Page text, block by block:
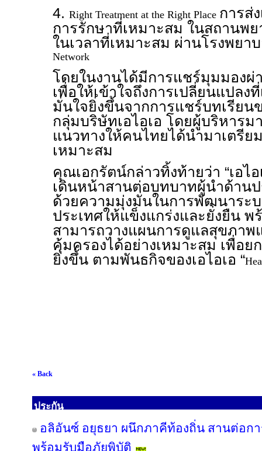
4. Right Treatment at the Right Place การส่
การรักษาที่เหมาะสม ในสถานพ
ในเวลาที่เหมาะสม ผ่านโรงพยา
Network
โดยในงานได้มีการแชร์มุมมองผ่
เพื่อให้เข้าใจถึงการเปลี่ยนแปลง
มั่นใจยิ่งขึ้นจากการแชร์บทเรียน
กลุ่มบริษัทเอไอเอ โดยผู้บริหาร
แนวทางให้คนไทยได้นำมาเตรีย
เหมาะสม
คุณเอกรัตน์กล่าวทิ้งท้ายว่า “เอไ
เดินหน้าสานต่อบทบาทผู้นำด้าน
ด้วยความมุ่งมั่นในการพัฒนาระ
ประเทศให้แข็งแกร่งและยั่งยืน
สามารถวางแผนการดูแลสุขภาพ
คุ้มครองได้อย่างเหมาะสม เพื่อ
ยิ่งขึ้น ตามพันธกิจของเอไอเอ “
« Back
ประกัน
อลิอันซ์ อยุธยา ผนึกภาคีท้องถิ่น สานต่อก
พร้อมรับมือภัยพิบัติ